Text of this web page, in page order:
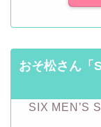
おそ松さん「
SIX MEN’S